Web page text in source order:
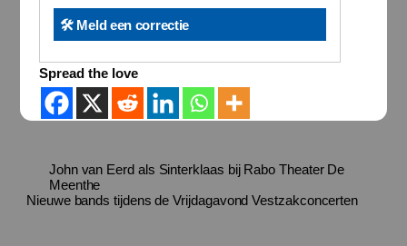
🛠️ Meld een correctie
Spread the love
John van Eerd als Sinterklaas bij Rabo Theater De
Meenthe
Nieuwe bands tijdens de Vrijdagavond Vestzakconcerten